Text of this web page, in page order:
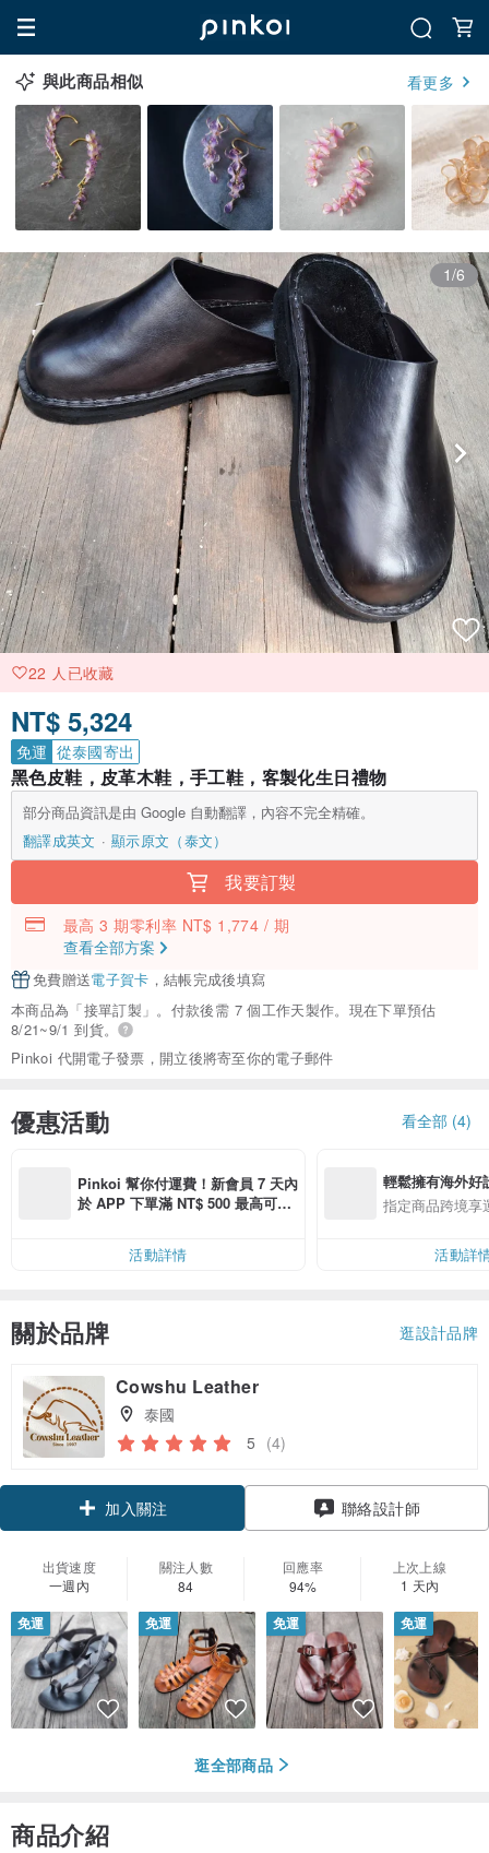
與此商品相似 看更多
1/6
22 人已收藏
NT$ 5,324
免運 從泰國寄出
黑色皮鞋，皮革木鞋，手工鞋，客製化生日禮物
部分商品資訊是由 Google 自動翻譯，內容不完全精確。
翻譯成英文
顯示原文（泰文）
我要訂製
最高 3 期零利率 NT$ 1,774 / 期
查看全部方案
免費贈送電子賀卡 ，結帳完成後填寫
本商品為「接單訂製」。付款後需 7 個工作天製作。現在下單預估
8/21~9/1 到貨。
Pinkoi 代開電子發票，開立後將寄至你的電子郵件
優惠活動 看全部 (4)
Pinkoi 幫你付運費！新會員 7 天內
於 APP 下單滿 NT$ 500 最高可折
活動詳情
輕鬆擁有海外好
指定商品跨境享
活動詳
關於品牌 逛設計品牌
Cowshu Leather
泰國
5 (4)
加入關注
聯絡設計師
出貨速度
一週內
關注人數
84
回應率
94%
上次上線
1 天內
免運 免運 免運 免運
逛全部商品
商品介紹